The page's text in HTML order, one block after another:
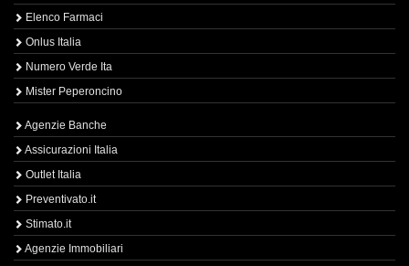
Elenco Farmaci
Onlus Italia
Numero Verde Ita
Mister Peperoncino
Agenzie Banche
Assicurazioni Italia
Outlet Italia
Preventivato.it
Stimato.it
Agenzie Immobiliari